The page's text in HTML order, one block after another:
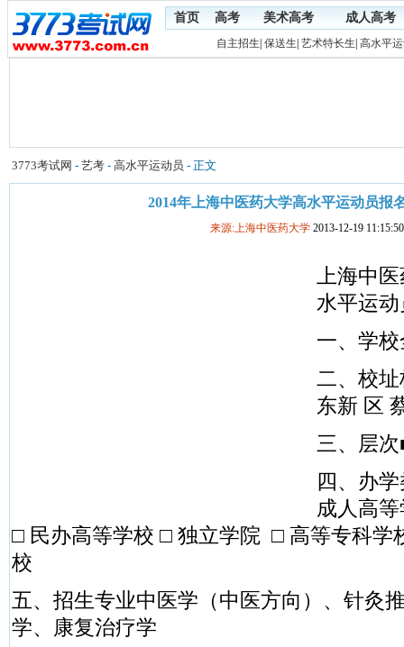
首页 高考 美术高考 成人高考
自主招生 保送生 艺术特长生 高水平
3773考试网 - 艺考 - 高水平运动员 - 正文
2014年上海中医药大学高水平运动员报
来源:上海中医药大学 2013-12-19 11:15:50
上海中
水平运
一、学
二、校
东新 区
三、层
四、办
成人高
□ 民办高等学校 □ 独立学院 □ 高等专科学
校
五、招生专业中医学（中医方向）、针灸
学、康复治疗学